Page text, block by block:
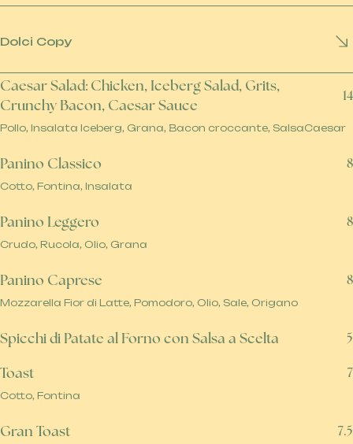
Dolci Copy
Caesar Salad: Chicken, Iceberg Salad, Grits,
Crunchy Bacon, Caesar Sauce
14
Pollo, Insalata Iceberg, Grana, Bacon croccante, SalsaCaesar
Panino Classico 8
Cotto, Fontina, Insalata
Panino Leggero 8
Crudo, Rucola, Olio, Grana
Panino Caprese 8
Mozzarella Fior di Latte, Pomodoro, Olio, Sale, Origano
Spicchi di Patate al Forno con Salsa a Scelta 5
Toast 7
Cotto, Fontina
Gran Toast 7.5